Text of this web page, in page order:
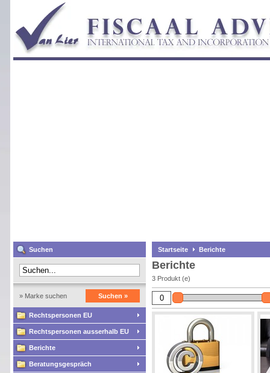
Suchen
» Marke suchen Suchen »
Rechtspersonen EU
Rechtspersonen ausserhalb EU
Berichte
Beratungsgespräch
Startseite Berichte
Berichte
3 Produkt (e)